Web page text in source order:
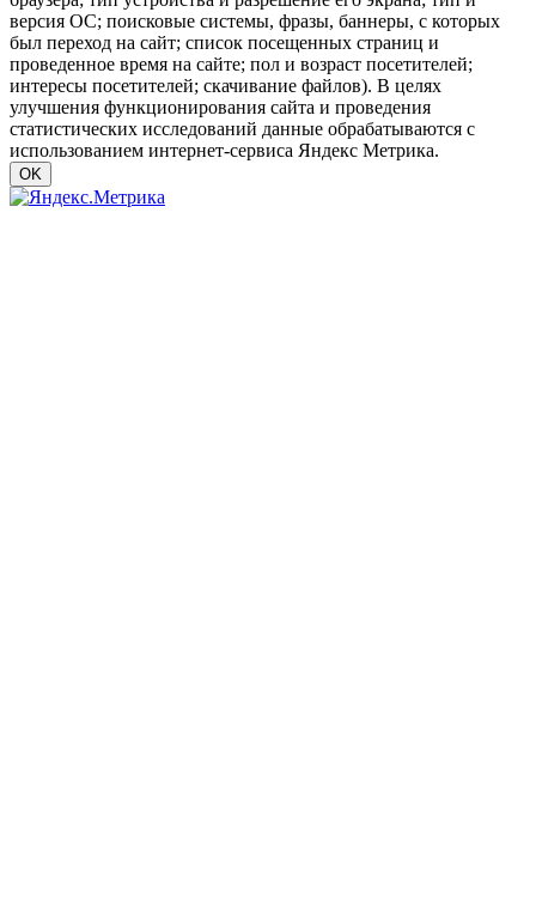
версия ОС; поисковые системы, фразы, баннеры, с которых
был переход на сайт; список посещенных страниц и
проведенное время на сайте; пол и возраст посетителей;
интересы посетителей; скачивание файлов). В целях
улучшения функционирования сайта и проведения
статистических исследований данные обрабатываются с
использованием интернет-сервиса Яндекс Метрика.
OK